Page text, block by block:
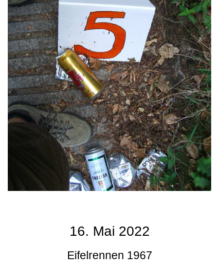
16. Mai 2022
Eifelrennen 1967